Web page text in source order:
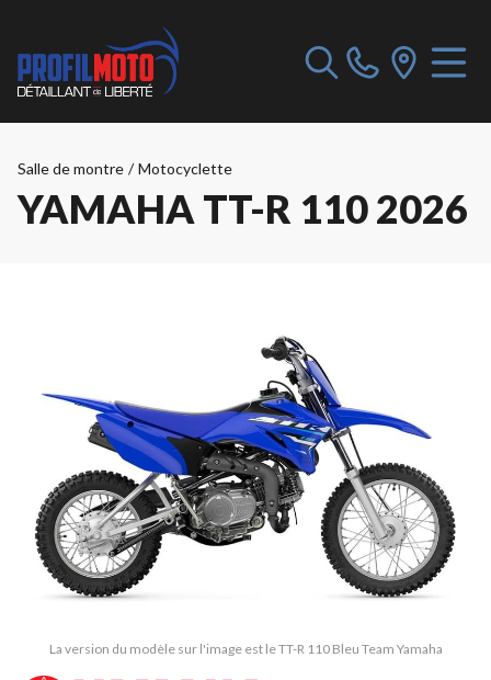
Salle de montre / Motocyclette
YAMAHA TT-R 110 2026
La version du modèle sur l'image est le TT-R 110 Bleu Team Yamaha